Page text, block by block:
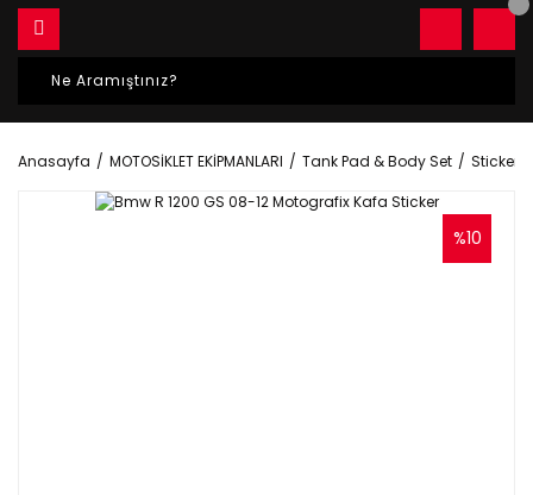
Anasayfa MOTOSİKLET EKİPMANLARI Tank Pad & Body Set Sticker
%10